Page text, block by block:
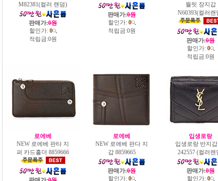
M82381(컬러 랜덤)
판매가:0원
할인가: 0
적립금:0원
판매가:0원
할인가: 0
적립금:0원
월릿 장지갑
N60393(컬러랜
판매가:0원
할인가: 0
적립금:0원
로에베
NEW 로에베 판타 지
퍼 카드홀더 8859666
로에베
NEW 로에베 판다 지
갑 8859665
판매가:0원
할인가: 0
입생로랑
입생로랑 반지
242557 (컬러랜
판매가:0원
할인가: 0